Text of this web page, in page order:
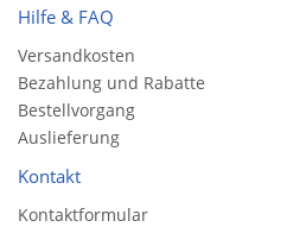
Hilfe & FAQ
Versandkosten
Bezahlung und Rabatte
Bestellvorgang
Auslieferung
Kontakt
Kontaktformular